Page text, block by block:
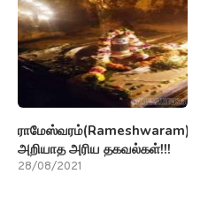
ராமேஸ்வரம்(Rameshwaram)பற்றி
அறியாத அரிய தகவல்கள்!!!
28/08/2021